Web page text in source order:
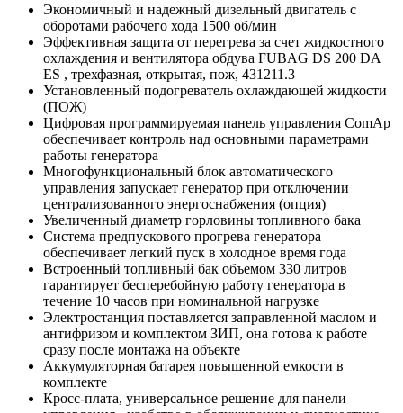
Экономичный и надежный дизельный двигатель с
оборотами рабочего хода 1500 об/мин
Эффективная защита от перегрева за счет жидкостного
охлаждения и вентилятора обдува FUBAG DS 200 DA
ES , трехфазная, открытая, пож, 431211.3
Установленный подогреватель охлаждающей жидкости
(ПОЖ)
Цифровая программируемая панель управления ComAp
обеспечивает контроль над основными параметрами
работы генератора
Многофункциональный блок автоматического
управления запускает генератор при отключении
централизованного энергоснабжения (опция)
Увеличенный диаметр горловины топливного бака
Система предпускового прогрева генератора
обеспечивает легкий пуск в холодное время года
Встроенный топливный бак объемом 330 литров
гарантирует бесперебойную работу генератора в
течение 10 часов при номинальной нагрузке
Электростанция поставляется заправленной маслом и
антифризом и комплектом ЗИП, она готова к работе
сразу после монтажа на объекте
Аккумуляторная батарея повышенной емкости в
комплекте
Кросс-плата, универсальное решение для панели